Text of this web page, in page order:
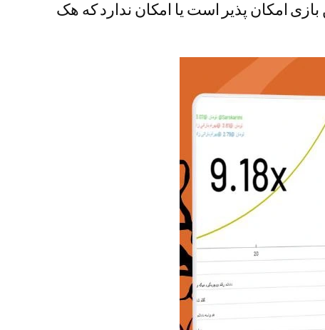
امکان پذیر است یا امکان ندارد که هک